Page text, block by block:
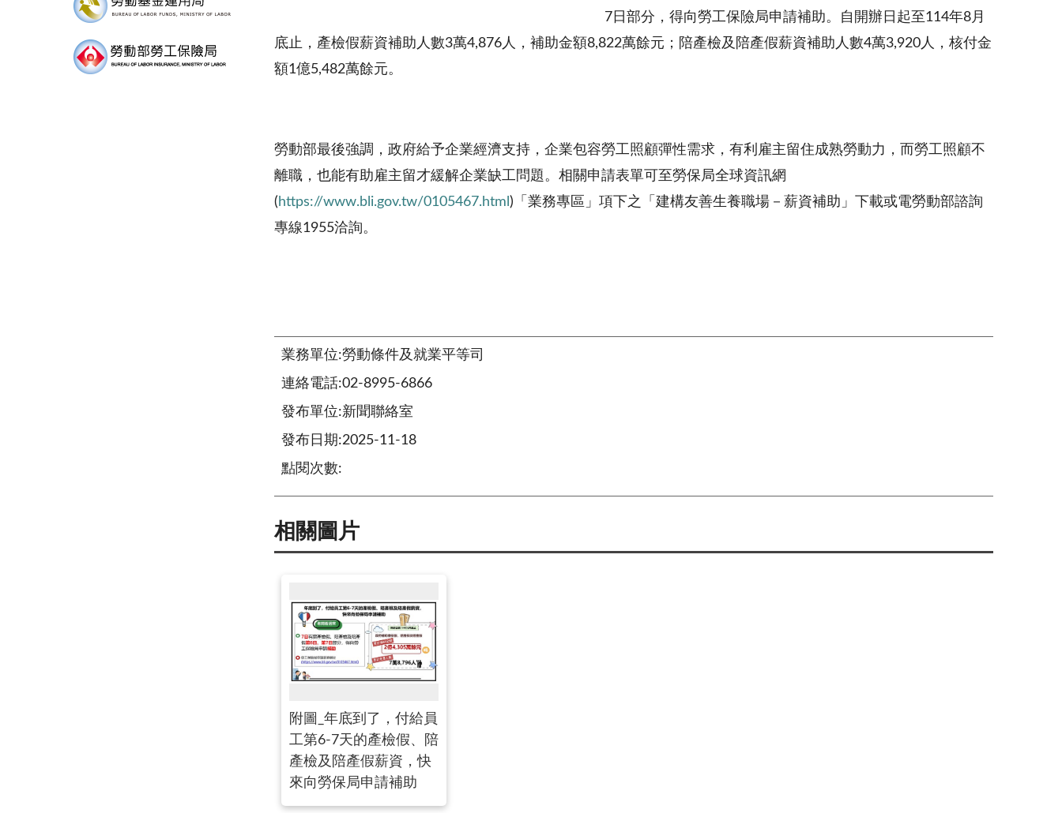
7日部分，得向勞工保險局申請補助。自開辦日起至114年8月
底止，產檢假薪資補助人數3萬4,876人，補助金額8,822萬餘元；陪產檢及陪產假薪資補助人數4萬3,920人，核付金
額1億5,482萬餘元。
勞動部最後強調，政府給予企業經濟支持，企業包容勞工照顧彈性需求，有利雇主留住成熟勞動力，而勞工照顧不
離職，也能有助雇主留才緩解企業缺工問題。相關申請表單可至勞保局全球資訊網
( https://www.bli.gov.tw/0105467.html )「業務專區」項下之「建構友善生養職場－薪資補助」下載或電勞動部諮詢
專線1955洽詢。
業務單位:勞動條件及就業平等司
連絡電話:02-8995-6866
發布單位:新聞聯絡室
發布日期:2025-11-18
點閱次數:
相關圖片
附圖_年底到了，付給員
工第6-7天的產檢假、陪
產檢及陪產假薪資，快
來向勞保局申請補助